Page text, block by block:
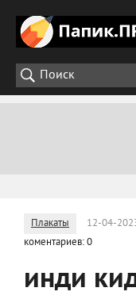
Плакаты 12-04-
коментариев: 0
инди